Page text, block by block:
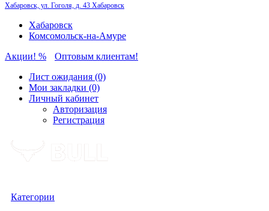
Хабаровск, ул. Гоголя, д. 43 Хабаровск
Хабаровск
Комсомольск-на-Амуре
Акции! %
Оптовым клиентам!
Лист ожидания (0)
Мои закладки (0)
Личный кабинет
Авторизация
Регистрация
Категории